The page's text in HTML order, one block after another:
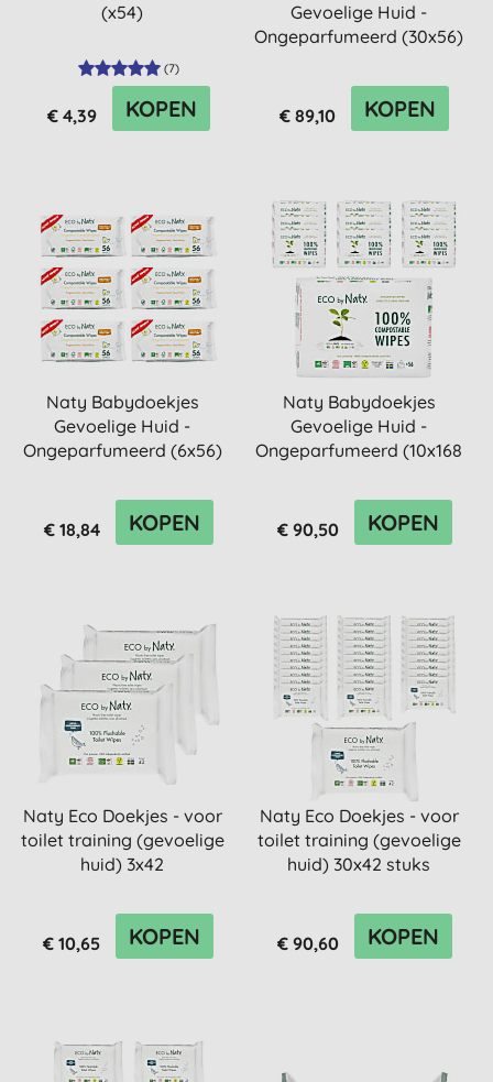
(x54)
(7)
€ 4,39 KOPEN
Gevoelige Huid -
Ongeparfumeerd (30x56)
€ 89,10 KOPEN
Naty Babydoekjes
Gevoelige Huid -
Ongeparfumeerd (6x56)
€ 18,84 KOPEN
Naty Babydoekjes
Gevoelige Huid -
Ongeparfumeerd (10x168
€ 90,50 KOPEN
Naty Eco Doekjes - voor
toilet training (gevoelige
huid) 3x42
€ 10,65 KOPEN
Naty Eco Doekjes - voor
toilet training (gevoelige
huid) 30x42 stuks
€ 90,60 KOPEN